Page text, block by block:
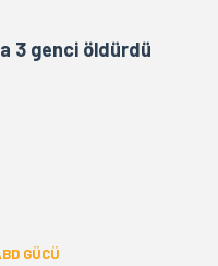
3 genci öldürdü
GÜCÜ